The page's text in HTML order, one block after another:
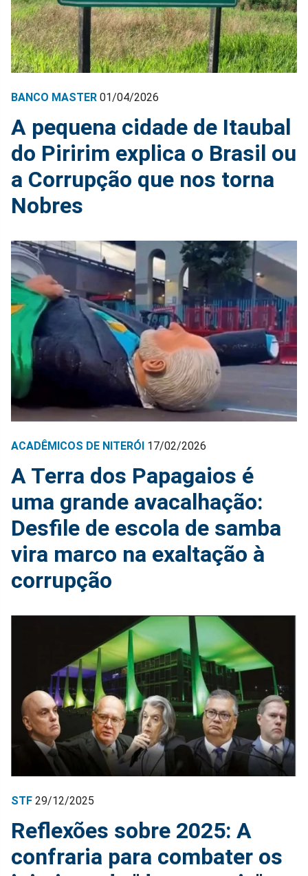
BANCO MASTER 01/04/2026
A pequena cidade de Itaubal
do Piririm explica o Brasil ou
a Corrupção que nos torna
Nobres
ACADÊMICOS DE NITERÓI 17/02/2026
A Terra dos Papagaios é
uma grande avacalhação:
Desfile de escola de samba
vira marco na exaltação à
corrupção
STF 29/12/2025
Reflexões sobre 2025: A
confraria para combater os